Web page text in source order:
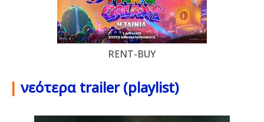
RENT-BUY
| νεότερα trailer (playlist)